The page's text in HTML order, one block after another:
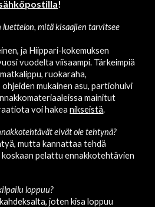
!
luettelon, mitä kisaajien tarvitsee
ja Hiippari-kokemuksen
vuodelta viisaampi. Tärkeimpiä
ruokaraha,
mukainen asu, partiohuivi
mainitut
voi hakea nikseistä.
tehtävät eivät ole tehtynä?
mutta kannattaa tehdä
koskaan pelattu ennakkotehtävien
loppuu?
joten kisa loppuu